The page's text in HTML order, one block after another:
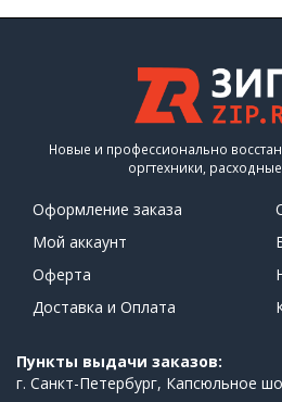
Новые и профессионально
оргтехники,
Оформление заказа
Мой аккаунт
Оферта
Доставка и Оплата
Пункты выдачи заказов:
г. Санкт-Петербург, Капсюльное